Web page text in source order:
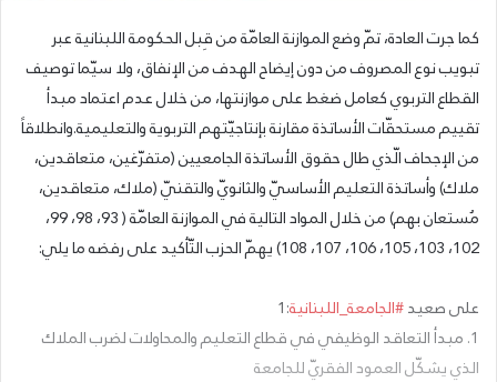
كما جرت العادة، تمّ وضع الموازنة العامّة من قِبل الحكومة اللبنانية عبر
تبويب نوع المصروف من دون إيضاح الهدف من الإنفاق، ولا سيّما توصيف
القطاع التربوي كعامل ضغط على موازنتها، من خلال عدم اعتماد مبدأ
تقييم مستحقّات الأساتذة مقارنة بإنتاجيّتهم التربوية والتعليمية.وانطلاقاً
من الإجحاف الّذي طال حقوق الأساتذة الجامعيين (متفرّغين، متعاقدين،
ملاك) وأساتذة التعليم الأساسيّ والثانويّ والتقنيّ (ملاك، متعاقدين،
مُستعان بهم) من خلال المواد التالية في الموازنة العامّة ( 93، 98، 99،
102، 103، 105، 106، 107، 108) يهمّ الحزب التّأكيد على رفضه ما يلي:
على صعيد#الجامعة_اللبنانية:1
1. مبدأ التعاقد الوظیفي في قطاع التعليم والمحاولات لضرب الملاك
الذي یشكّل العمود الفقريّ للجامعة